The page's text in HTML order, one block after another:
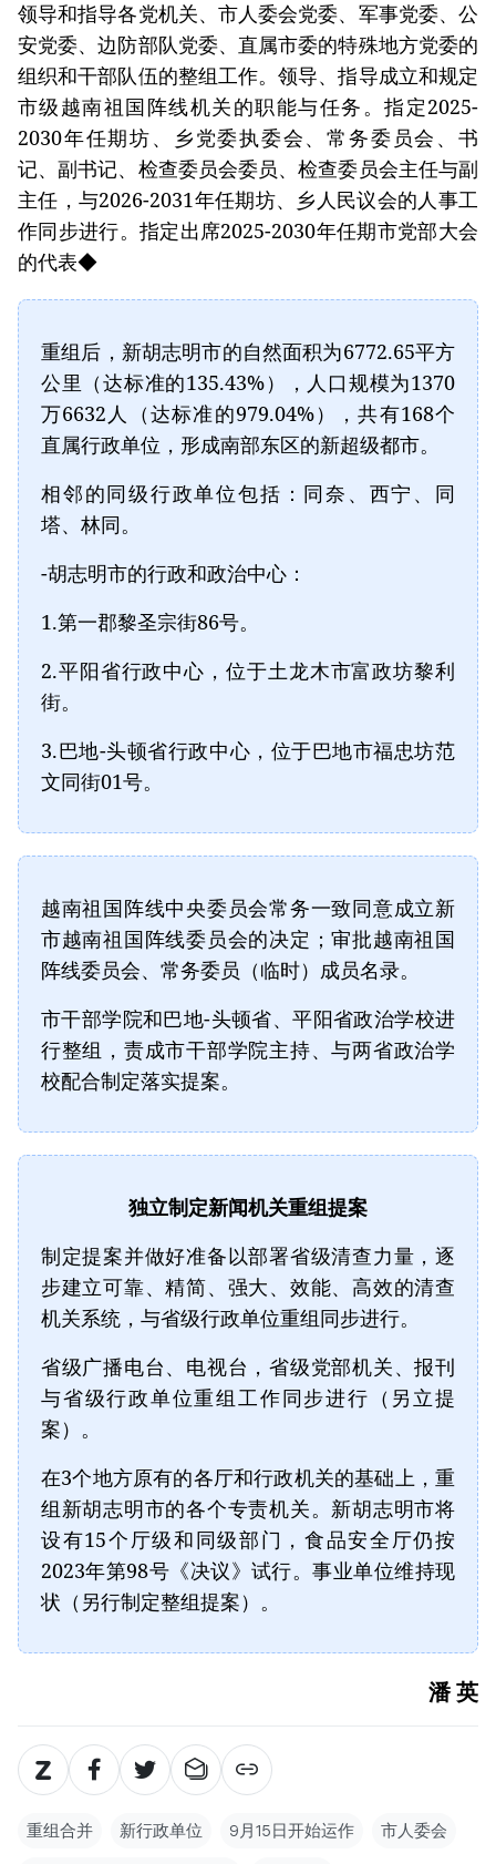
领导和指导各党机关、市人委会党委、军事党委、公
安党委、边防部队党委、直属市委的特殊地方党委的
组织和干部队伍的整组工作。领导、指导成立和规定
市级越南祖国阵线机关的职能与任务。指定2025-
2030年任期坊、乡党委执委会、常务委员会、书
记、副书记、检查委员会委员、检查委员会主任与副
主任，与2026-2031年任期坊、乡人民议会的人事工
作同步进行。指定出席2025-2030年任期市党部大会
的代表◆
重组后，新胡志明市的自然面积为6772.65平方
公里（达标准的135.43%），人口规模为1370
万6632人（达标准的979.04%），共有168个
直属行政单位，形成南部东区的新超级都市。
相邻的同级行政单位包括：同奈、西宁、同
塔、林同。
-胡志明市的行政和政治中心：
1.第一郡黎圣宗街86号。
2.平阳省行政中心，位于土龙木市富政坊黎利
街。
3.巴地-头顿省行政中心，位于巴地市福忠坊范
文同街01号。
越南祖国阵线中央委员会常务一致同意成立新
市越南祖国阵线委员会的决定；审批越南祖国
阵线委员会、常务委员（临时）成员名录。
市干部学院和巴地-头顿省、平阳省政治学校进
行整组，责成市干部学院主持、与两省政治学
校配合制定落实提案。
独立制定新闻机关重组提案
制定提案并做好准备以部署省级清查力量，逐
步建立可靠、精简、强大、效能、高效的清查
机关系统，与省级行政单位重组同步进行。
省级广播电台、电视台，省级党部机关、报刊
与省级行政单位重组工作同步进行（另立提
案）。
在3个地方原有的各厅和行政机关的基础上，重
组新胡志明市的各个专责机关。新胡志明市将
设有15个厅级和同级部门，食品安全厅仍按
2023年第98号《决议》试行。事业单位维持现
状（另行制定整组提案）。
潘 英
重组合并 新行政单位 9月15日开始运作 市人委会